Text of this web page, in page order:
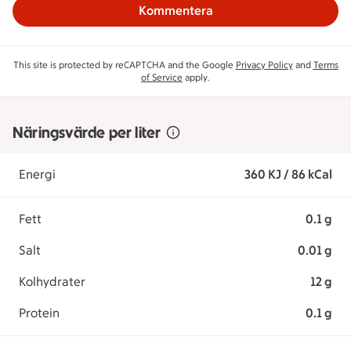
Kommentera
This site is protected by reCAPTCHA and the Google Privacy Policyand Terms
of Service apply.
Näringsvärde per liter
Energi 360 KJ / 86 kCal
Fett 0.1 g
Salt 0.01 g
Kolhydrater 12 g
Protein 0.1 g